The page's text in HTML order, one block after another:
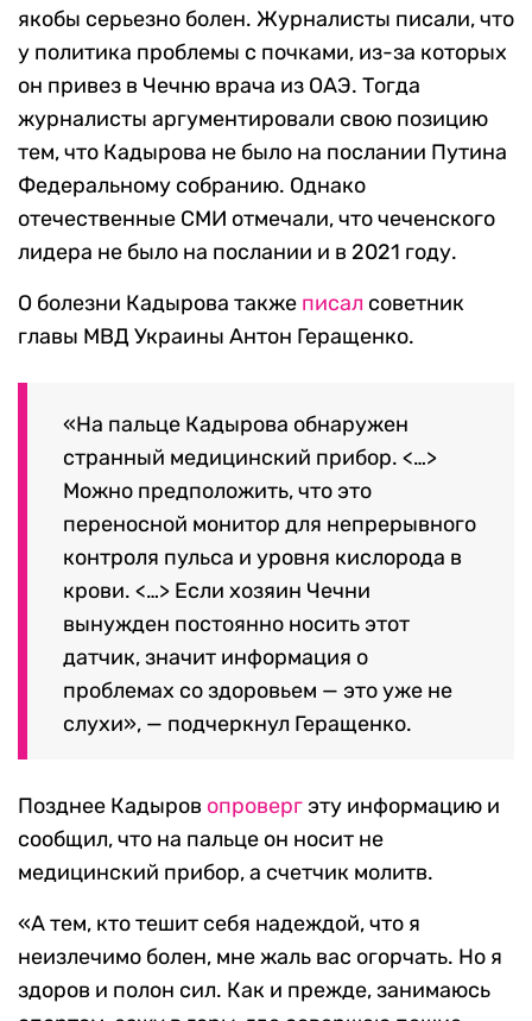
якобы серьезно болен. Журналисты писали, что
у политика проблемы с почками, из-за которых
он привез в Чечню врача из ОАЭ. Тогда
журналисты аргументировали свою позицию
тем, что Кадырова не было на послании Путина
Федеральному собранию. Однако
отечественные СМИ отмечали, что чеченского
лидера не было на послании и в 2021 году.
О болезни Кадырова также писал советник
главы МВД Украины Антон Геращенко.
«На пальце Кадырова обнаружен
странный медицинский прибор. <…>
Можно предположить, что это
переносной монитор для непрерывного
контроля пульса и уровня кислорода в
крови. <…> Если хозяин Чечни
вынужден постоянно носить этот
датчик, значит информация о
проблемах со здоровьем — это уже не
слухи», — подчеркнул Геращенко.
Позднее Кадыров опроверг эту информацию и
сообщил, что на пальце он носит не
медицинский прибор, а счетчик молитв.
«А тем, кто тешит себя надеждой, что я
неизлечимо болен, мне жаль вас огорчать. Но я
здоров и полон сил. Как и прежде, занимаюсь